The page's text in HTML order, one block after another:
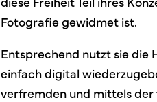
Fotografie gewidmet ist.
Entsprechend nutzt sie die
einfach digital
verfremden und mittels der